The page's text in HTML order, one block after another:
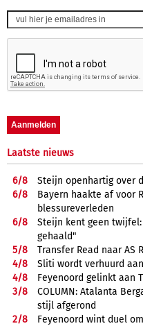
Laatste nieuws
6/8
Steijn openhartig over
6/8
Bayern haakte af voor
blessureverleden
6/8
Steijn kent geen
gehaald"
5/8
Transfer Read naar AS
4/8
Sliti wordt verhuurd
4/8
Feyenoord gelinkt aan
3/8
COLUMN: Atalanta
stijl afgerond
2/8
Feyenoord wint duel